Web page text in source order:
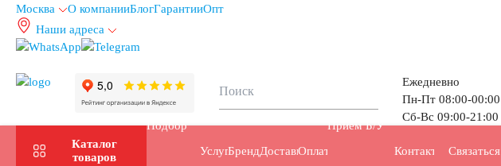
Москва О компанииБлогГарантииОпт
Наши адреса
Ежедневно
Пн-Пт 08:00-00:00
Сб-Вс 09:00-21:00
Каталог
товаров
Подбор
УслугиБрендыДоставкаОплата
Прием Б/У
Контакты Связаться